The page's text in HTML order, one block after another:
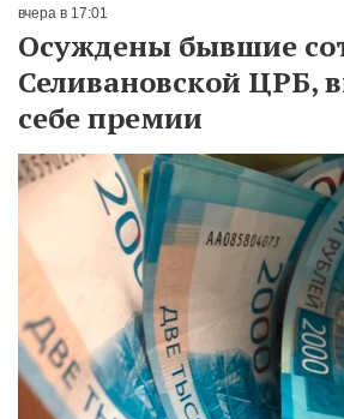
вчера в 17:01
Осуждены бывшие
Селивановской ЦРБ,
себе премии